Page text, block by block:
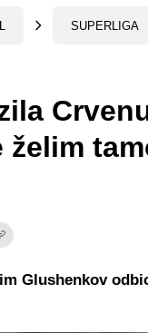
SUPERLIGA
Glushenkov